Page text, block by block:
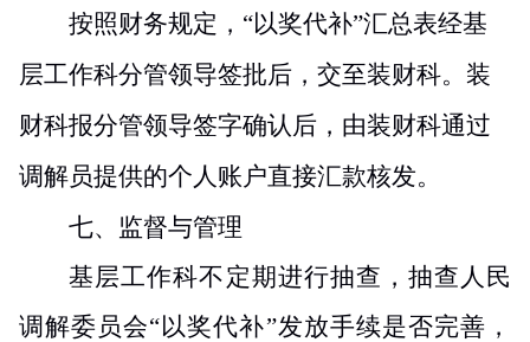
按照财务规定，“以奖代补”汇总表经基
层工作科分管领导签批后，交至装财科。装
财科报分管领导签字确认后，由装财科通过
调解员提供的个人账户直接汇款核发。
七、监督与管理
基层工作科不定期进行抽查 ，抽查 人民
调解委员会“以奖代补”发放手续是否完善，